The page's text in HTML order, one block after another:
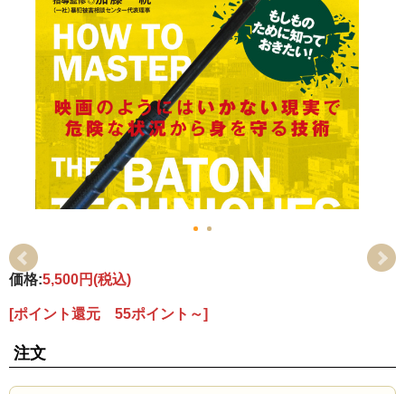
価格:5,500円(税込)
[ポイント還元 55ポイント～]
注文